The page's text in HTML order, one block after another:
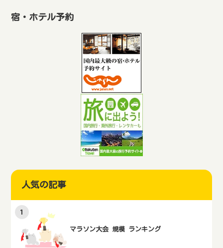
点周辺のホテルを紹介します。
宿・ホテル予約
人気の記事
マラソン大会 規模 ランキング